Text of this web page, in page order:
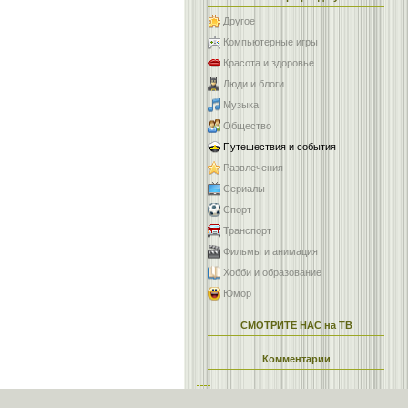
Другое
Компьютерные игры
Красота и здоровье
Люди и блоги
Музыка
Общество
Путешествия и события
Развлечения
Сериалы
Спорт
Транспорт
Фильмы и анимация
Хобби и образование
Юмор
СМОТРИТЕ НАС на ТВ
Комментарии